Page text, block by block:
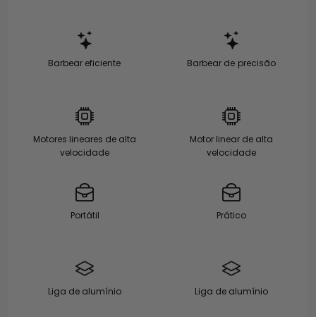
Barbear eficiente
Motores lineares de alta
velocidade
Portátil
Liga de alumínio
Barbear de precisão
Motor linear de alta
velocidade
Prático
Liga de alumínio